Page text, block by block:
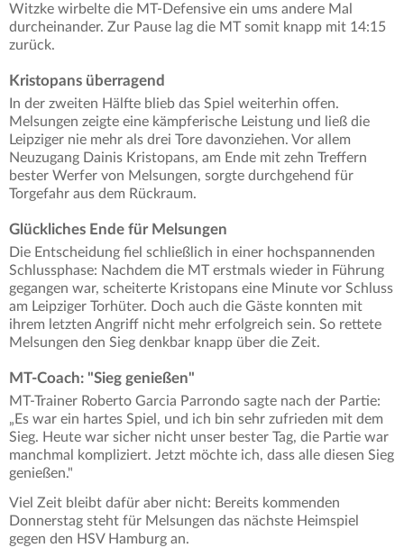
Witzke wirbelte die MT-Defensive ein ums andere Mal
durcheinander. Zur Pause lag die MT somit knapp mit 14:15
zurück.
Kristopans überragend
In der zweiten Hälfte blieb das Spiel weiterhin offen.
Melsungen zeigte eine kämpferische Leistung und ließ die
Leipziger nie mehr als drei Tore davonziehen. Vor allem
Neuzugang Dainis Kristopans, am Ende mit zehn Treffern
bester Werfer von Melsungen, sorgte durchgehend für
Torgefahr aus dem Rückraum.
Glückliches Ende für Melsungen
Die Entscheidung fiel schließlich in einer hochspannenden
Schlussphase: Nachdem die MT erstmals wieder in Führung
gegangen war, scheiterte Kristopans eine Minute vor Schluss
am Leipziger Torhüter. Doch auch die Gäste konnten mit
ihrem letzten Angriff nicht mehr erfolgreich sein. So rettete
Melsungen den Sieg denkbar knapp über die Zeit.
MT-Coach: "Sieg genießen"
MT-Trainer Roberto Garcia Parrondo sagte nach der Partie:
„Es war ein hartes Spiel, und ich bin sehr zufrieden mit dem
Sieg. Heute war sicher nicht unser bester Tag, die Partie war
manchmal kompliziert. Jetzt möchte ich, dass alle diesen Sieg
genießen."
Viel Zeit bleibt dafür aber nicht: Bereits kommenden
Donnerstag steht für Melsungen das nächste Heimspiel
gegen den HSV Hamburg an.